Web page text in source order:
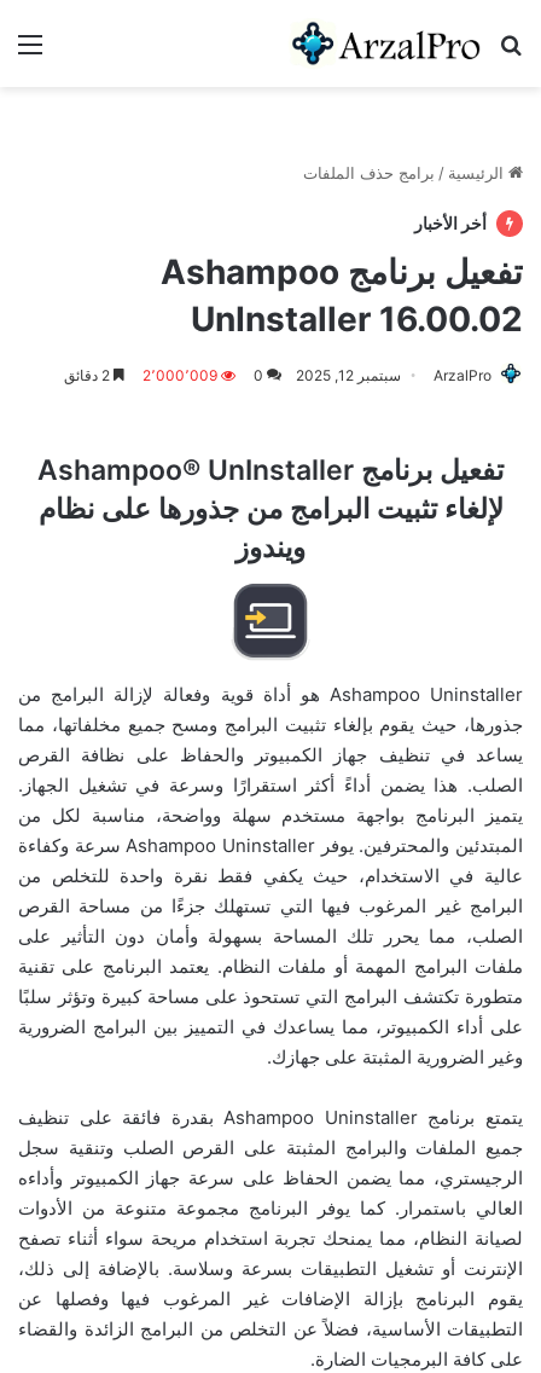
بحث عن
الرئيسية / برامج حذف الملفات
أخر الأخبار
تفعيل برنامج Ashampoo
UnInstaller 16.00.02
ArzalPro سبتمبر 12, 2025 0 2٬000٬009
تفعيل برنامج Ashampoo® UnInstaller
لإلغاء تثبيت البرامج من جذورها على نظام
ويندوز
Ashampoo Uninstaller هو أداة قوية وفعالة لإزالة البرامج من
جذورها، حيث يقوم بإلغاء تثبيت البرامج ومسح جميع مخلفاتها، مما
يساعد في تنظيف جهاز الكمبيوتر والحفاظ على نظافة القرص
الصلب. هذا يضمن أداءً أكثر استقرارًا وسرعة في تشغيل الجهاز.
يتميز البرنامج بواجهة مستخدم سهلة وواضحة، مناسبة لكل من
المبتدئين والمحترفين. يوفر Ashampoo Uninstaller سرعة وكفاءة
عالية في الاستخدام، حيث يكفي فقط نقرة واحدة للتخلص من
البرامج غير المرغوب فيها التي تستهلك جزءًا من مساحة القرص
الصلب، مما يحرر تلك المساحة بسهولة وأمان دون التأثير على
ملفات البرامج المهمة أو ملفات النظام. يعتمد البرنامج على تقنية
متطورة تكتشف البرامج التي تستحوذ على مساحة كبيرة وتؤثر سلبًا
على أداء الكمبيوتر، مما يساعدك في التمييز بين البرامج الضرورية
وغير الضرورية المثبتة على جهازك.
يتمتع برنامج Ashampoo Uninstaller بقدرة فائقة على تنظيف
جميع الملفات والبرامج المثبتة على القرص الصلب وتنقية سجل
الرجيستري، مما يضمن الحفاظ على سرعة جهاز الكمبيوتر وأداءه
العالي باستمرار. كما يوفر البرنامج مجموعة متنوعة من الأدوات
لصيانة النظام، مما يمنحك تجربة استخدام مريحة سواء أثناء تصفح
الإنترنت أو تشغيل التطبيقات بسرعة وسلاسة. بالإضافة إلى ذلك،
يقوم البرنامج بإزالة الإضافات غير المرغوب فيها وفصلها عن
التطبيقات الأساسية، فضلاً عن التخلص من البرامج الزائدة والقضاء
على كافة البرمجيات الضارة.